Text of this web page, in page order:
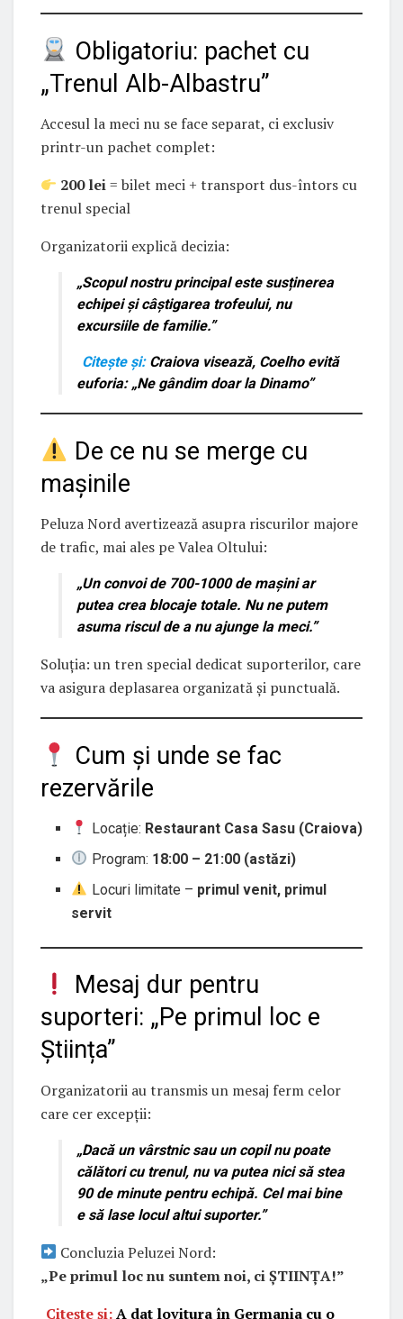
Obligatoriu: pachet cu
„Trenul Alb-Albastru”
Accesul la meci nu se face separat, ci exclusiv
printr-un pachet complet:
200 lei= bilet meci + transport dus-întors cu
trenul special
Organizatorii explică decizia:
„Scopul nostru principal este susținerea
echipei și câștigarea trofeului, nu
excursiile de familie.”
Citește și: Craiova visează, Coelho evită
euforia: „Ne gândim doar la Dinamo”
De ce nu se merge cu
mașinile
Peluza Nord avertizează asupra riscurilor majore
de trafic, mai ales pe Valea Oltului:
„Un convoi de 700-1000 de mașiniar
putea crea blocaje totale. Nu ne putem
asuma riscul de a nu ajunge la meci.”
Soluția: un tren special dedicat suporterilor, care
va asigura deplasarea organizată și punctuală.
Cum și unde se fac
rezervările
Locație: Restaurant Casa Sasu (Craiova)
Program: 18:00 – 21:00 (astăzi)
Locuri limitate – primul venit, primul
servit
Mesaj dur pentru
suporteri: „Pe primul loc e
Știința”
Organizatorii au transmis un mesaj ferm celor
care cer excepții:
„Dacă un vârstnic sau un copil nu poate
călători cu trenul, nu va putea nici să stea
90 de minute pentru echipă. Cel mai bine
e să lase locul altui suporter.”
Concluzia Peluzei Nord:
„Pe primul loc nu suntem noi, ci ȘTIINȚA!”
Citește și:A dat lovitura în Germania cu o